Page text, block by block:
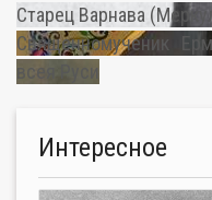
Старец Варнава
Священномученик
всея Руси
Интересное